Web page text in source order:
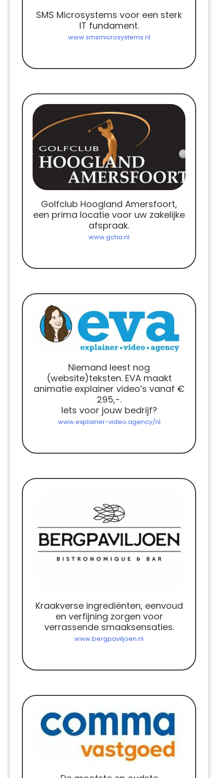
SMS Microsystems voor een sterk
IT fundament.
www.smsmicrosystems.nl
Golfclub Hoogland Amersfoort,
een prima locatie voor uw zakelijke
afspraak.
www.gcha.nl
Niemand leest nog
(website)teksten. EVA maakt
animatie explainer video’s vanaf €
295,-.
Iets voor jouw bedrijf?
www.explainer-video.agency/nl
Kraakverse ingrediënten, eenvoud
en verfijning zorgen voor
verrassende smaaksensaties.
www.bergpaviljoen.nl